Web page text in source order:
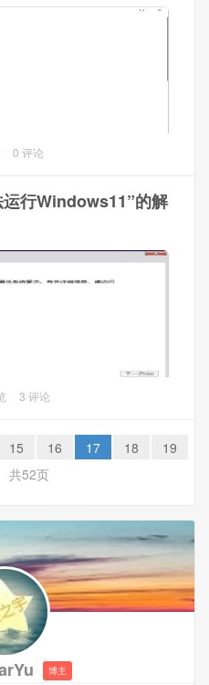
了导致的，输入命令
认的安全软件，保护你的计
关闭该Windows Defender。
中开启组策略。本文以
0 评论
运行Windows11”的解
所需的最低系统要
aka.ms/WindowsSysReq
有达到Windows 11的条件，
时候进行报错提示，进而导
3 评论
15 16 17 18
19
共52页
博主